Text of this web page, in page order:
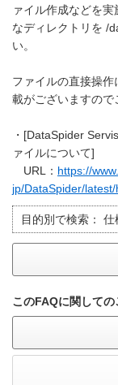
ァイル作成などを
なディレクトリを /
い。
ファイルの直接操
載がございますので
・[DataSpider
ァイルについて]
URL： https://
jp/DataSpider/
目的別で検索： 仕
このFAQに関しての